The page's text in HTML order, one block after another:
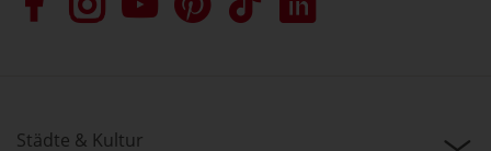
Städte & Kultur